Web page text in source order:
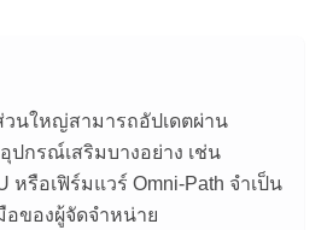
นใหญ่สามารถอัปเดตผ่าน
อุปกรณ์เสริมบางอย่าง เช่น
หรือเฟิร์มแวร์ Omni-Path จำเป็น
อของผู้จัดจำหน่าย